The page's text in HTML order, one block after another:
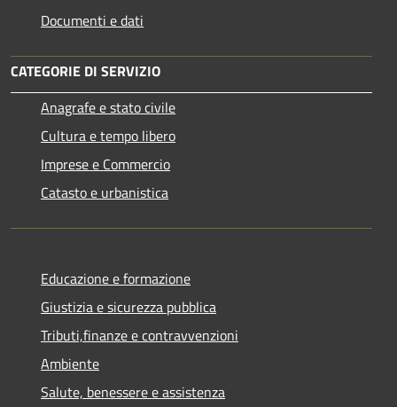
Documenti e dati
CATEGORIE DI SERVIZIO
Anagrafe e stato civile
Cultura e tempo libero
Imprese e Commercio
Catasto e urbanistica
Educazione e formazione
Giustizia e sicurezza pubblica
Tributi,finanze e contravvenzioni
Ambiente
Salute, benessere e assistenza